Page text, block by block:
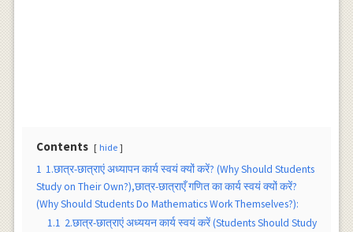
Contents hide
1 1.छात्र-छात्राएं अध्यापन कार्य स्वयं क्यों करें? (Why Should Students
Study on Their Own?),छात्र-छात्राएँ गणित का कार्य स्वयं क्यों करें?
(Why Should Students Do Mathematics Work Themselves?):
1.1 2.छात्र-छात्राएं अध्ययन कार्य स्वयं करें (Students Should Study